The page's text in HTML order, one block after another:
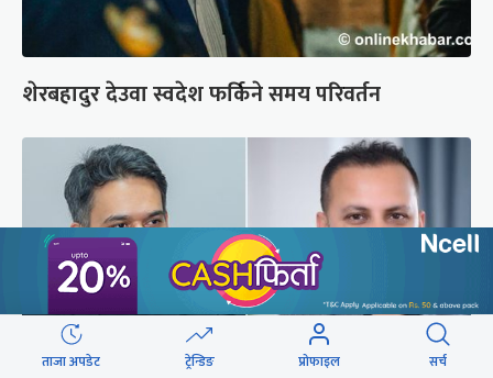
शेरबहादुर देउवा स्वदेश फर्किने समय परिवर्तन
ताजा अपडेट ट्रेन्डिङ प्रोफाइल सर्च